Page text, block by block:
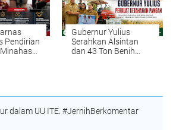
Pendirian
Gubernur Yulius
Serahkan Alsintan
dan 43 Ton Benih
dalam UU ITE. #JernihBerkomentar